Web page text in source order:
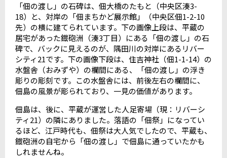
「佃の渡し」の石碑は、佃大橋のたもと（中央区湊3-
18）と、対岸の「佃まちかど展示館」（中央区佃1-2-10
先）の横に建てられています。下の画像上段は、平蔵の
居宅があった鐡砲洲（湊3丁目）にある「佃の渡し」の石
碑で、バックに見えるのが、隅田川の対岸にあるリバー
シティ21です。下の画像下段は、住吉神社（佃1-1-14）の
水盤舎（おみずや）の欄間にある、「佃の渡し」の浮き
彫りの彫刻です。この水盤舎には、前後左右の欄間に、
佃島の風景が彫られており、一見の価値があります。
佃島は、後に、平蔵が運営した人足寄場（現：リバーシ
ティ21）の隣にありました。落語の「佃祭」になってい
るほど、江戸時代も、佃祭は大人気でしたので、平蔵も、
鐡砲洲の自宅から「佃の渡し」で佃島に通っていたかも
しれませんね。